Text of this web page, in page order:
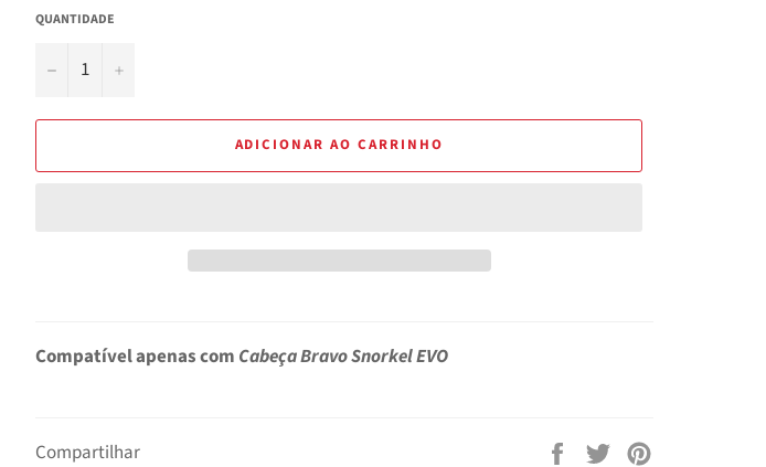
QUANTIDADE
− +
ADICIONAR AO CARRINHO
Compatível apenas com Cabeça Bravo Snorkel EVO
Compartilhar
Compartilhar
Tuitar